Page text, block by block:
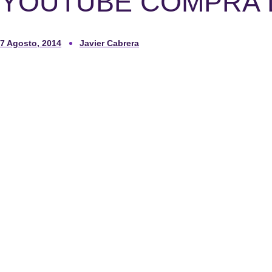
7 Agosto, 2014 Javier Cabrera